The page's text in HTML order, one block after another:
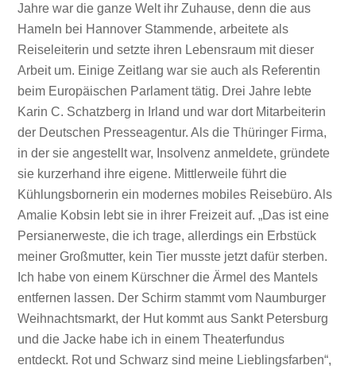
Jahre war die ganze Welt ihr Zuhause, denn die aus
Hameln bei Hannover Stammende, arbeitete als
Reiseleiterin und setzte ihren Lebensraum mit dieser
Arbeit um. Einige Zeitlang war sie auch als Referentin
beim Europäischen Parlament tätig. Drei Jahre lebte
Karin C. Schatzberg in Irland und war dort Mitarbeiterin
der Deutschen Presseagentur. Als die Thüringer Firma,
in der sie angestellt war, Insolvenz anmeldete, gründete
sie kurzerhand ihre eigene. Mittlerweile führt die
Kühlungsbornerin ein modernes mobiles Reisebüro. Als
Amalie Kobsin lebt sie in ihrer Freizeit auf. „Das ist eine
Persianerweste, die ich trage, allerdings ein Erbstück
meiner Großmutter, kein Tier musste jetzt dafür sterben.
Ich habe von einem Kürschner die Ärmel des Mantels
entfernen lassen. Der Schirm stammt vom Naumburger
Weihnachtsmarkt, der Hut kommt aus Sankt Petersburg
und die Jacke habe ich in einem Theaterfundus
entdeckt. Rot und Schwarz sind meine Lieblingsfarben“,